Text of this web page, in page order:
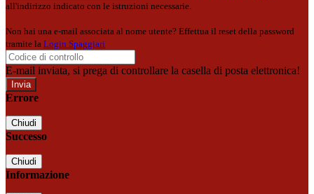
all'indirizzo indicato con le istruzioni necessarie.
Non hai una e-mail associata al nome utente? Effettua il reset della password
tramite la Login Spaggiari
E-mail inviata, si prega di controllare la casella di posta elettronica!
Errore
Chiudi
Successo
Chiudi
Informazione